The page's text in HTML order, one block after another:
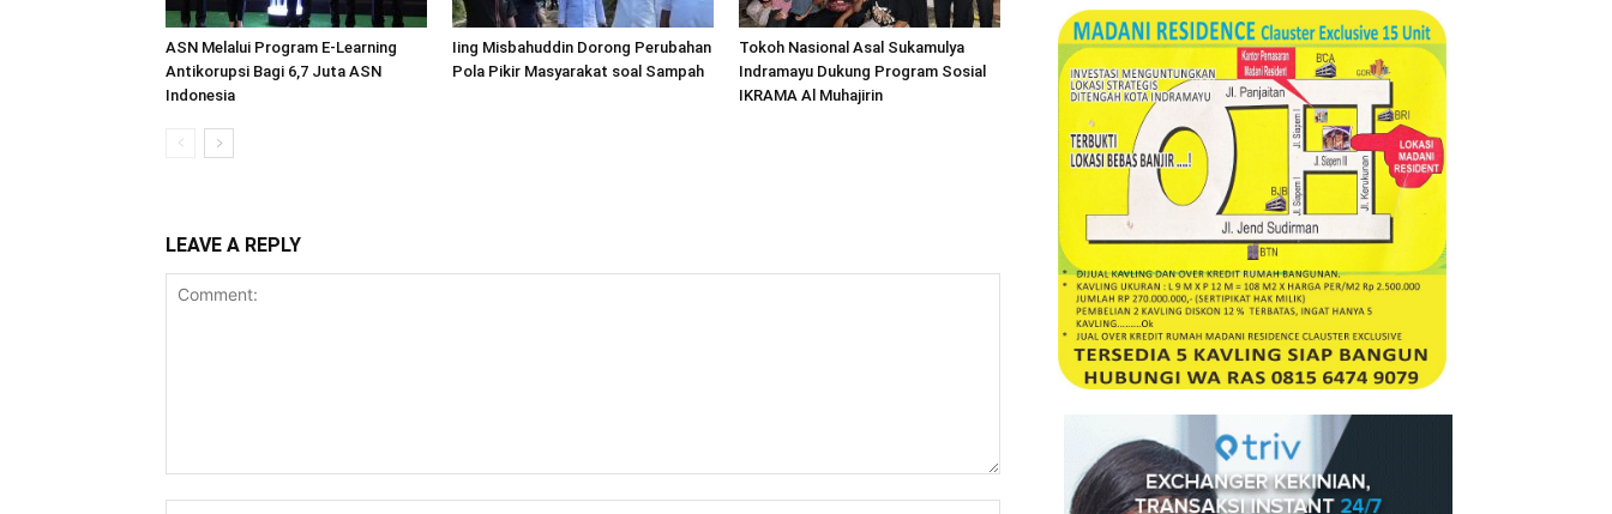
ASN Melalui Program E-Learning
Antikorupsi Bagi 6,7 Juta ASN
Indonesia
Iing Misbahuddin Dorong Perubahan
Pola Pikir Masyarakat soal Sampah
Tokoh Nasional Asal Sukamulya
Indramayu Dukung Program Sosial
IKRAMA Al Muhajirin
LEAVE A REPLY